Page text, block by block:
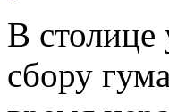
В столице
сбору